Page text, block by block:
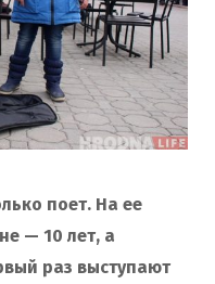
поет. На ее
— 10 лет, а
раз выступают